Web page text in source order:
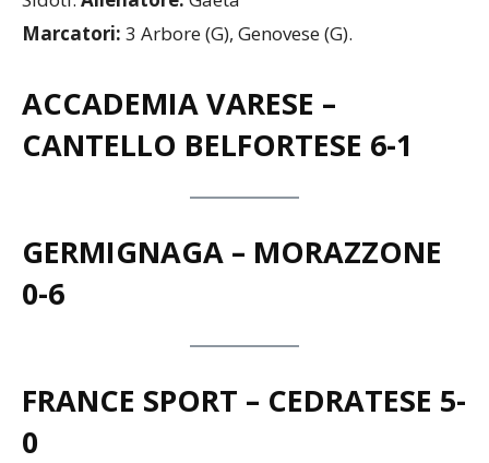
Marcatori: 3 Arbore (G), Genovese (G).
ACCADEMIA VARESE –
CANTELLO BELFORTESE 6-1
GERMIGNAGA – MORAZZONE
0-6
FRANCE SPORT – CEDRATESE 5-
0